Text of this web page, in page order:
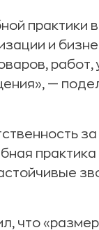
практики
и
работ,
—
что